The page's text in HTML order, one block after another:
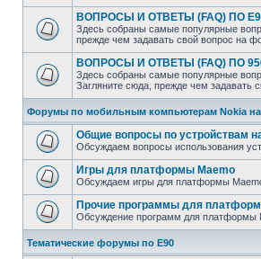
ВОПРОСЫ И ОТВЕТЫ (FAQ) ПО
Здесь собраны самые популярные
прежде чем задавать свой вопрос на
ВОПРОСЫ И ОТВЕТЫ (FAQ) ПО
Здесь собраны самые популярные
Загляните сюда, прежде чем задавать
Форумы по мобильным компьютерам Nokia на
Общие вопросы по устройствам
Обсуждаем вопросы использования
Игры для платформы Maemo
Обсуждаем игры для платформы
Прочие программы для
Обсуждение программ для платформы
Тематические форумы по E90